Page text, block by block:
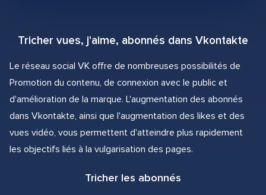
Tricher vues, j'aime, abonnés dans Vkontakte
Le réseau social VK offre de nombreuses possibilités de
Promotion du contenu, de connexion avec le public et
d'amélioration de la marque. L'augmentation des abonnés
dans Vkontakte, ainsi que l'augmentation des likes et des
vues vidéo, vous permettent d'atteindre plus rapidement
les objectifs liés à la vulgarisation des pages.
Tricher les abonnés